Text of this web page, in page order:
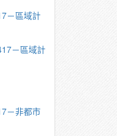
－區域計
－區域計
－非都市